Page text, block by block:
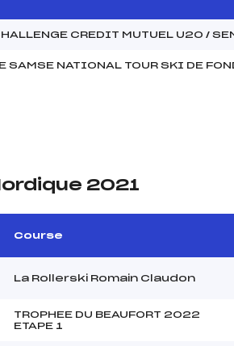
CREDIT MUTUEL U20 /
SAMSE NATIONAL TOUR SKI DE
2021
Course
La Rollerski Romain Claudon
TROPHEE DU BEAUFORT 2022
ETAPE 1